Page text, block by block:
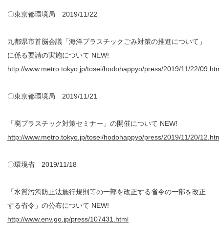
〇東京都環境局 2019/11/22
九都県市首脳会議「海洋プラスチックごみ対策の推進について」
に係る要請の実施について NEW!
http://www.metro.tokyo.jp/tosei/hodohappyo/press/2019/11/22/
〇東京都環境局 2019/11/21
「廃プラスチック対策セミナー」の開催について NEW!
http://www.metro.tokyo.jp/tosei/hodohappyo/press/2019/11/20/
〇環境省 2019/11/18
「水質汚濁防止法施行規則等の一部を改正する省令の一部を改正
する省令」の公布について NEW!
http://www.env.go.jp/press/107431.html